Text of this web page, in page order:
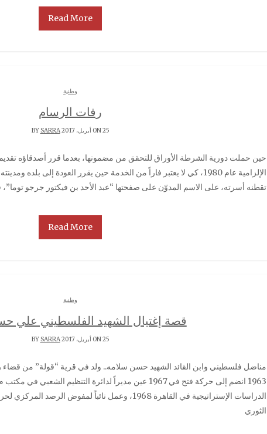
Read More
وطنية
رفات الرسام
ON 25 أبريل، 2017 BY SARRA
حين حملت دورية الشرطة الأوراق للتحقق من مضمونها، بعدما قرر أصدقاؤه تقديم طلب تأجيل له من الخدمة العسكرية
الإلزامية عام 1980، كي لا يعتبر فاراً من الخدمة حين يقرر العودة إلى
تقطنه أسرته، على الاسم المدوّن على صفحتها “عبد الأحد بن فيكتور جرجو توما”،
Read More
وطنية
قصة إغتيال الشهيد الفلسطيني علي
ON 25 أبريل، 2017 BY SARRA
مناضل فلسطيني وابن القائد الشهيد حسن سلامه.. ولد في قرية “قولة” من قضاء رام الله، وأتم دراسته في القاهرة
1963 انضم إلى حركة فتح في 1967 عين مديراً لدائرة التنظيم
الدراسات الإستراتيجية في القاهرة 1968، وعمل نائباً
الثوري